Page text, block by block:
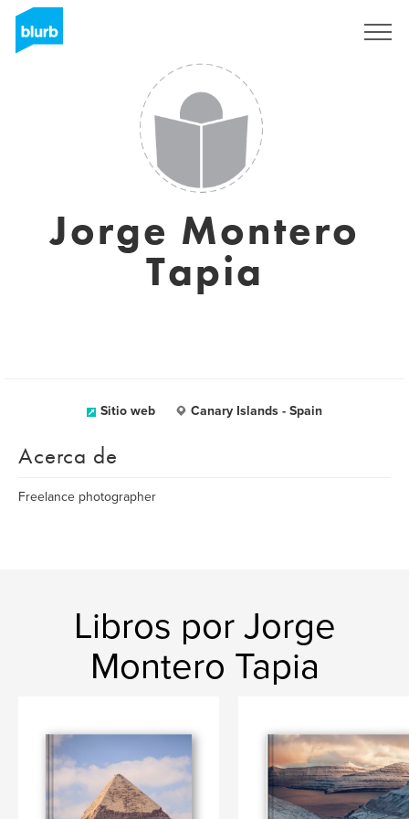
Jorge Montero
Tapia
Sitio web Canary Islands - Spain
Acerca de
Freelance photographer
Libros por Jorge
Montero Tapia